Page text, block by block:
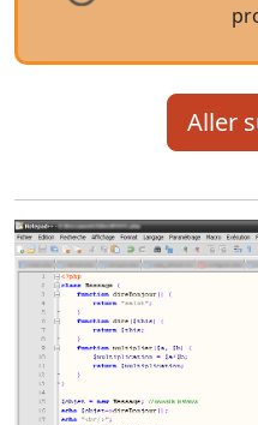
Aller